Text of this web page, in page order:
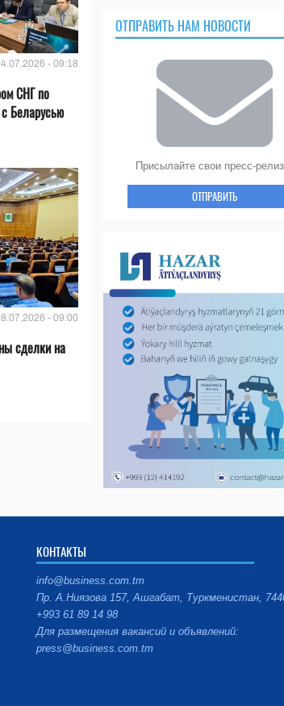
- 09:18
СНГ по
Беларусью
- 09:00
сделки на
ОТПРАВИТЬ НАМ НОВОСТИ
Присылайте свои пресс-
ОТПРАВИТЬ
КОНТАКТЫ
info@business.com.tm
Пр. А.Ниязова 157, Ашгабат, Туркменистан,
+993 61 89 14 98
Для размещения вакансий и объявлений:
press@business.com.tm